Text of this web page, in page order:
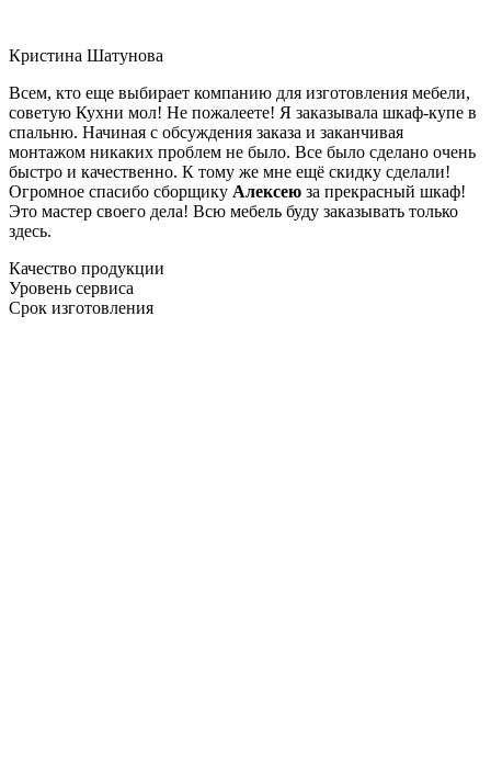
Кристина Шатунова
Всем, кто еще выбирает компанию для изготовления мебели,
советую Кухни мол! Не пожалеете! Я заказывала шкаф-купе в
спальню. Начиная с обсуждения заказа и заканчивая
монтажом никаких проблем не было. Все было сделано очень
быстро и качественно. К тому же мне ещё скидку сделали!
Огромное спасибо сборщику Алексею за прекрасный шкаф!
Это мастер своего дела! Всю мебель буду заказывать только
здесь.
Качество продукции
Уровень сервиса
Срок изготовления